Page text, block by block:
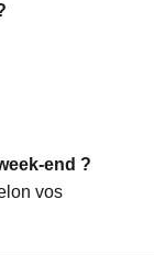
end ?
vos